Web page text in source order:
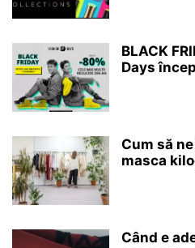
BLACK
Days
Cum să
masca
Când e